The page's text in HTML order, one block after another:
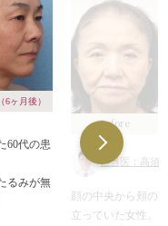
6ヶ月後）
60代の患
るみが無
Before
担当医：高須
顔の中央から頬の
立っていた女性。